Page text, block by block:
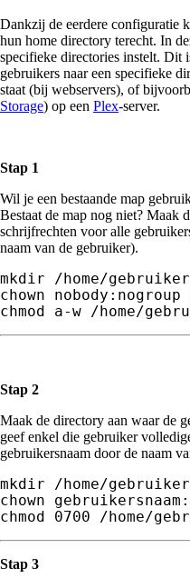
Dankzij de eerdere configuratie
hun home directory terecht. In
specifieke directories instelt. Dit
gebruikers naar een specifieke
staat (bij webservers), of
Storage) op een Plex-server.
Stap 1
Wil je een bestaande map
Bestaat de map nog niet? Maak
schrijfrechten voor alle
naam van de gebruiker).
mkdir /home/
chown nobody:nogroup
chmod a-w /home/
Stap 2
Maak de directory aan waar de
geef enkel die gebruiker
gebruikersnaam door de naam
mkdir /home/
chown gebruikersnaam :
chmod 0700 /home/
Stap 3